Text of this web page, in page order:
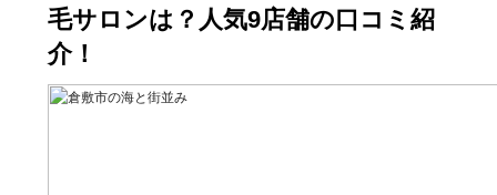
毛サロンは？人気9店舗の口コミ紹
介！